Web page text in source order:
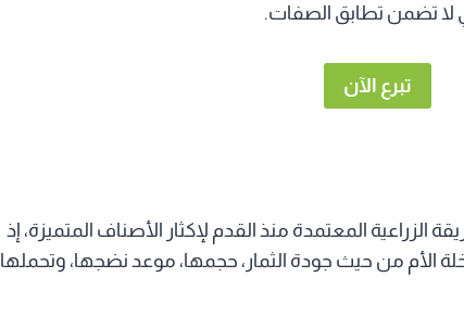
لا تضمن تطابق الصفات.
تبرع الآن
الزراعية المعتمدة منذ القدم لإكثار الأصناف المتميزة، إذ
الأم من حيث جودة الثمار، حجمها، موعد نضجها، وتحملها